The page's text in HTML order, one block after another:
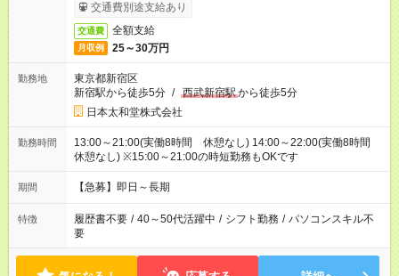
交通費別途支給あり
交通費 全額支給
月収例 25～30万円
勤務地
東京都新宿区
新宿駅から徒歩5分 / 西武新宿駅から徒歩5分
日本太和堂株式会社
勤務時間
13:00～21:00(実働8時間 休憩なし) 14:00～22:00(実働8時間
休憩なし) ※15:00～21:00の時短勤務もOKです
期間 【急募】即日～長期
特徴 履歴書不要 / 40～50代活躍中 / シフト勤務 / パソコンスキル不
要